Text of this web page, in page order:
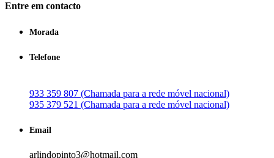
Entre em contacto
Morada
Telefone
933 359 807 (Chamada para a rede móvel nacional)
935 379 521 (Chamada para a rede móvel nacional)
Email
arlindopinto3@hotmail.com